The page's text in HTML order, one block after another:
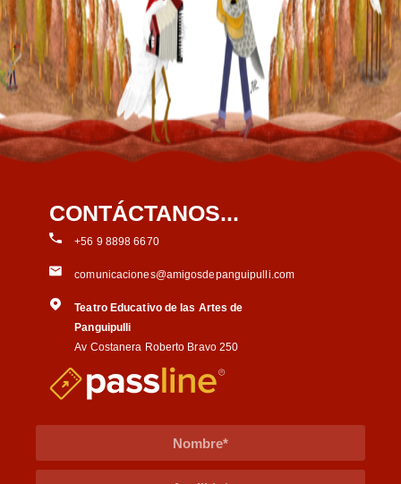
CONTÁCTANOS...
+56 9 8898 6670
comunicaciones@amigosdepanguipulli.com
Teatro Educativo de las Artes de
Panguipulli
Av Costanera Roberto Bravo 250